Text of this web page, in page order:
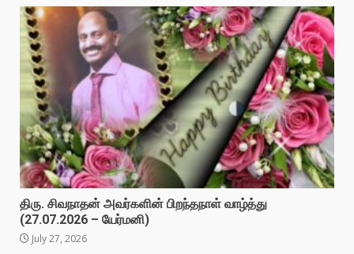
திரு. சிவநாதன் அவர்களின் பிறந்தநாள் வாழ்த்து
(27.07.2026 – யேர்மனி)
July 27, 2026